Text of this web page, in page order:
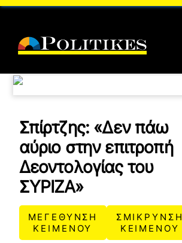
Skip
content
Σπίρτζης: «Δεν πάω
αύριο στην επιτροπή
Δεοντολογίας του
ΣΥΡΙΖΑ»
ΜΕΓΕΘΥΝΣΗ
ΚΕΙΜΕΝΟΥ
ΣΜΙΚΡΥΝΣΗ
ΚΕΙΜΕΝΟΥ